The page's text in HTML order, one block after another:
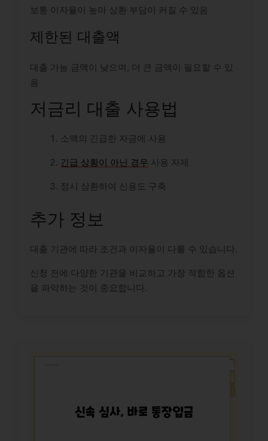
보통 이자율이 높아 상환 부담이 커질 수 있음
제한된 대출액
대출 가능 금액이 낮으며, 더 큰 금액이 필요할 수 있
음
저금리 대출 사용법
소액의 긴급한 자금에 사용
긴급 상황이 아닌 경우 사용 자제
정시 상환하여 신용도 구축
추가 정보
대출 기관에 따라 조건과 이자율이 다를 수 있습니다.
신청 전에 다양한 기관을 비교하고 가장 적합한 옵션
을 파악하는 것이 중요합니다.